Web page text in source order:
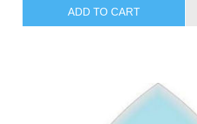
ADD TO CART